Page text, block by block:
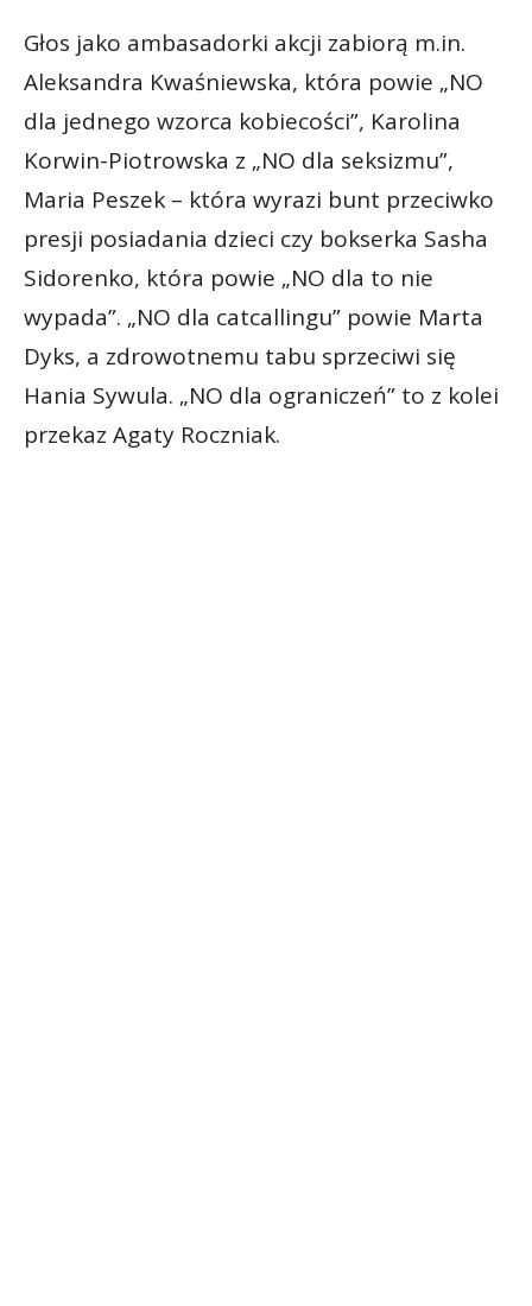
Głos jako ambasadorki akcji zabiorą m.in.
Aleksandra Kwaśniewska, która powie „NO
dla jednego wzorca kobiecości”, Karolina
Korwin-Piotrowska z „NO dla seksizmu”,
Maria Peszek – która wyrazi bunt przeciwko
presji posiadania dzieci czy bokserka Sasha
Sidorenko, która powie „NO dla to nie
wypada”. „NO dla catcallingu” powie Marta
Dyks, a zdrowotnemu tabu sprzeciwi się
Hania Sywula. „NO dla ograniczeń” to z kolei
przekaz Agaty Roczniak.